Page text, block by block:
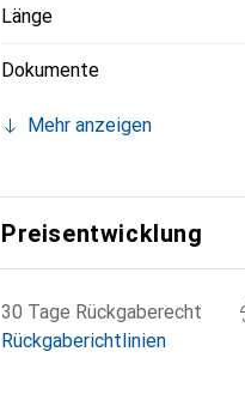
Länge
Dokumente
Mehr anzeigen
Preisentwicklung
30 Tage Rückgaberecht
Rückgaberichtlinien